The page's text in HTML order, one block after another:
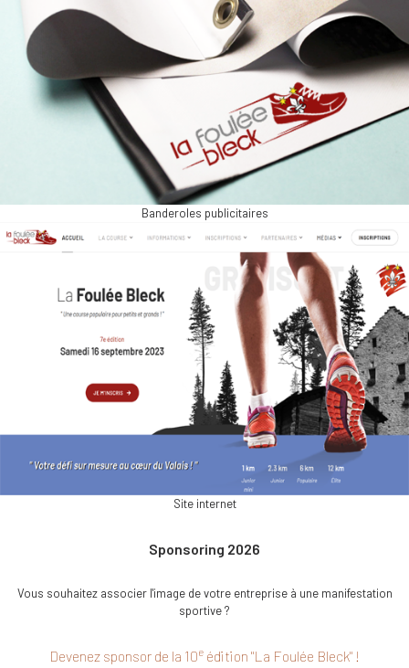
Banderoles publicitaires
Site internet
Sponsoring 2026
Vous souhaitez associer l'image de votre entreprise à une manifestation
sportive ?
Devenez sponsor de la 10e édition "La Foulée Bleck" !